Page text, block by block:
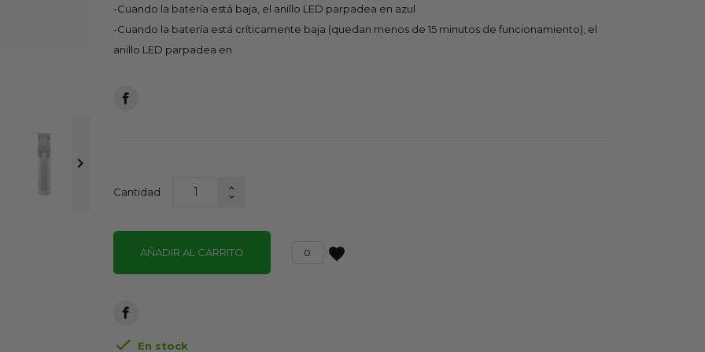

-Cuando la batería está baja, el anillo LED parpadea en azul
-Cuando la batería está críticamente baja (quedan menos de 15 minutos de funcionamiento), el
anillo LED parpadea en
Cantidad
AÑADIR AL CARRITO favorite
0
 En stock